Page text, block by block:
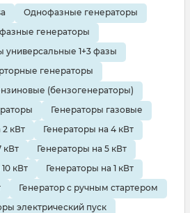
Однофазные генераторы
генераторы
универсальные 1+3 фазы
генераторы
(бензогенераторы)
Генераторы газовые
кВт
Генераторы на 4 кВт
кВт
Генераторы на 5 кВт
кВт
Генераторы на 1 кВт
Генератор с ручным стартером
электрический пуск